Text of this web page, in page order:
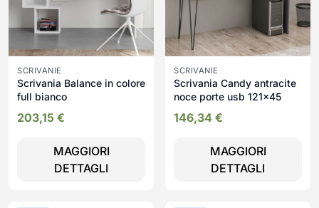
SCRIVANIE
Scrivania Balance in colore
full bianco
203,15 €
MAGGIORI
DETTAGLI
SCRIVANIE
Scrivania Candy antracite
noce porte usb 121x45
146,34 €
MAGGIORI
DETTAGLI